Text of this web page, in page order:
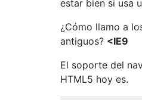
estar bien si usa
¿Cómo llamo a
antiguos? <IE9
El soporte del
HTML5 hoy es.